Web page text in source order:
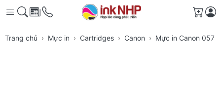
Giỏ
Trang chủ Mực in Cartridges Canon Mực in Canon 057